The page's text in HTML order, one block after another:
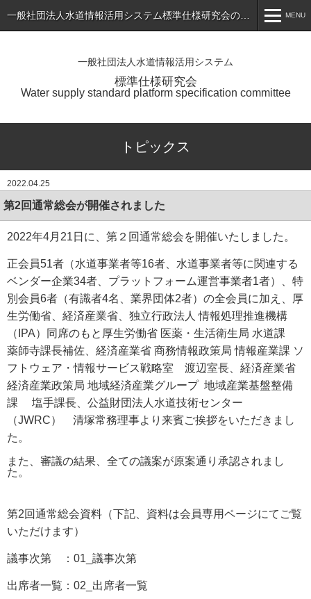
一般社団法人水道情報活用システム
標準仕様研究会
Water supply standard platform specification committee
MENU
入会のご案内
研究会について
アプリケーションサービス・製品一覧
トピックス
2022.04.25
第2回通常総会が開催されました
2022年4月21日に、第２回通常総会を開催いたしました。
正会員51者（水道事業者等16者、水道事業者等に関連する
ベンダー企業34者、プラットフォーム運営事業者1者）、特
別会員6者（有識者4名、業界団体2者）の全会員に加え、厚
生労働省、経済産業省、独立行政法人 情報処理推進機構
（IPA）同席のもと厚生労働省 医薬・生活衛生局 水道課
薬師寺課長補佐、経済産業省 商務情報政策局 情報産業課 ソ
フトウェア・情報サービス戦略室 渡辺室長、経済産業省
経済産業政策局 地域経済産業グループ 地域産業基盤整備
課 塩手課長、公益財団法人水道技術センター
（JWRC） 清塚常務理事より来賓ご挨拶をいただきまし
た。
また、審議の結果、全ての議案が原案通り承認されまし
た。
第2回通常総会資料 （下記、資料は会員専用ページにてご覧
いただけます）
議事次第 ：01_議事次第
出席者一覧：02_出席者一覧